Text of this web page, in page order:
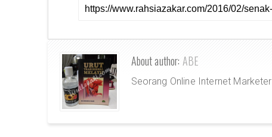
About author: ABE
Seorang Online Internet Marketer